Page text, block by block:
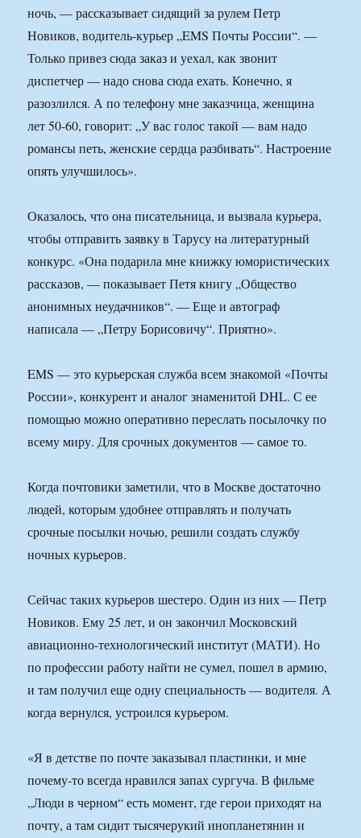
ночь, — рассказывает сидящий за рулем Петр
Новиков, водитель-курьер „EMS Почты России“. —
Только привез сюда заказ и уехал, как звонит
диспетчер — надо снова сюда ехать. Конечно, я
разозлился. А по телефону мне заказчица, женщина
лет 50-60, говорит: „У вас голос такой — вам надо
романсы петь, женские сердца разбивать“. Настроение
опять улучшилось».
Оказалось, что она писательница, и вызвала курьера,
чтобы отправить заявку в Тарусу на литературный
конкурс. «Она подарила мне книжку юмористических
рассказов, — показывает Петя книгу „Общество
анонимных неудачников“. — Еще и автограф
написала — „Петру Борисовичу“. Приятно».
EMS — это курьерская служба всем знакомой «Почты
России», конкурент и аналог знаменитой DHL. С ее
помощью можно оперативно переслать посылочку по
всему миру. Для срочных документов — самое то.
Когда почтовики заметили, что в Москве достаточно
людей, которым удобнее отправлять и получать
срочные посылки ночью, решили создать службу
ночных курьеров.
Сейчас таких курьеров шестеро. Один из них — Петр
Новиков. Ему 25 лет, и он закончил Московский
авиационно-технологический институт (МАТИ). Но
по профессии работу найти не сумел, пошел в армию,
и там получил еще одну специальность — водителя. А
когда вернулся, устроился курьером.
«Я в детстве по почте заказывал пластинки, и мне
почему-то всегда нравился запах сургуча. В фильме
„Люди в черном“ есть момент, где герои приходят на
почту, а там сидит тысячерукий инопланетянин и